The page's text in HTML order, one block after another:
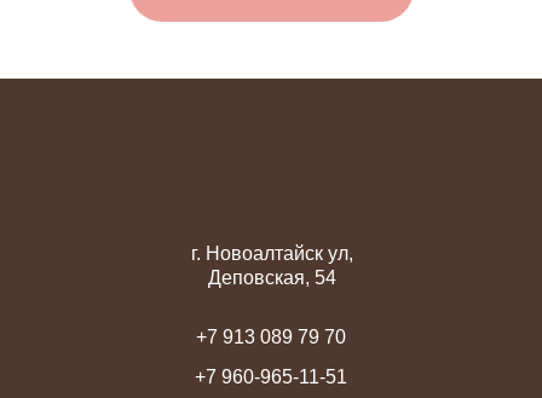
+7 913 089 79 70
+7 960-965-11-51
г. Новоалтайск ул,
Деповская, 54